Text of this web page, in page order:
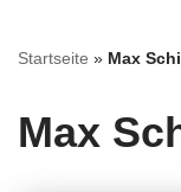
Startseite » Max
Max